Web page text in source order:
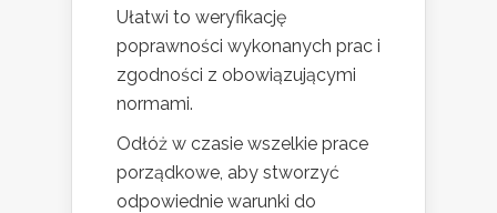
Ułatwi to weryfikację
poprawności wykonanych prac i
zgodności z obowiązującymi
normami.
Odłóż w czasie wszelkie prace
porządkowe, aby stworzyć
odpowiednie warunki do